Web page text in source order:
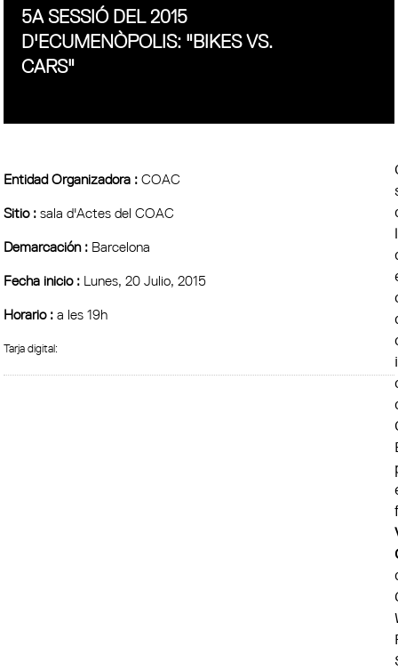
5A SESSIÓ DEL 2015
D'ECUMENÒPOLIS: "BIKES VS.
CARS"
Entidad Organizadora :COAC
Sitio :sala d'Actes del COAC
Demarcación : Barcelona
Fecha inicio : Lunes, 20 Julio, 2015
Horario :a les 19h
Tarja digital:
i